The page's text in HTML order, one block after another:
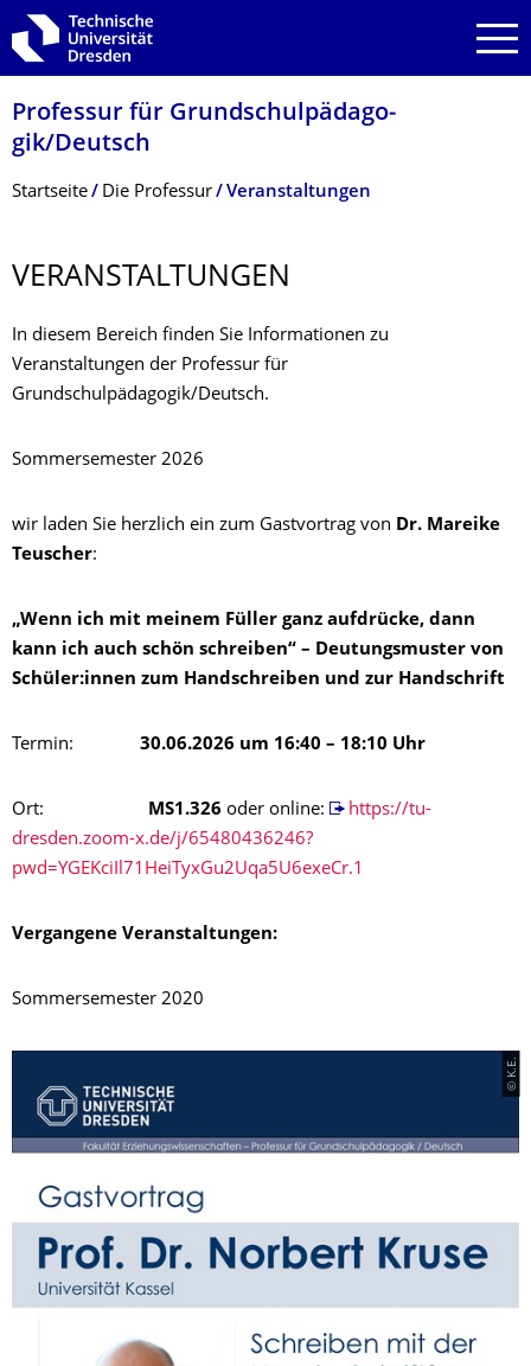
Zur Hauptnavigation springen
Zur Suche springen
Zum Inhalt springen
Professur für Grundschulpädago­
gik/Deutsch
Breadcrumb-Menü
Startseite Die Professur Veranstaltungen
VERANSTALTUNGEN
In diesem Bereich finden Sie Informationen zu
Veranstaltungen der Professur für
Grundschulpädagogik/Deutsch.
Sommersemester 2026
wir laden Sie herzlich ein zum Gastvortrag von Dr. Mareike
Teuscher:
„Wenn ich mit meinem Füller ganz aufdrücke, dann
kann ich auch schön schreiben“ – Deutungsmuster von
Schüler:innen zum Handschreiben und zur Handschrift
Termin: 30.06.2026 um 16:40 – 18:10 Uhr
Ort: MS1.326 oder online:
https://tu-
dresden.zoom-x.de/j/65480436246?
pwd=YGEKciIl71HeiTyxGu2Uqa5U6exeCr.1
Vergangene Veranstaltungen:
Sommersemester 2020
© K.E.